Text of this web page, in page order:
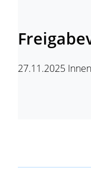
27.11.2025